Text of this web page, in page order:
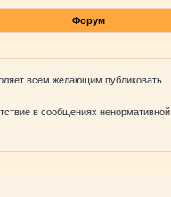
Форум
всем желающим публиковать
в сообщениях ненормативной